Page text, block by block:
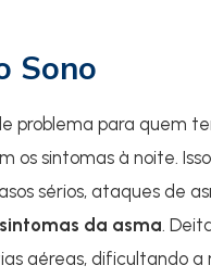
Sono
problema para quem
os sintomas à noite.
sérios, ataques de
sintomas da asma .
aéreas, dificultando a